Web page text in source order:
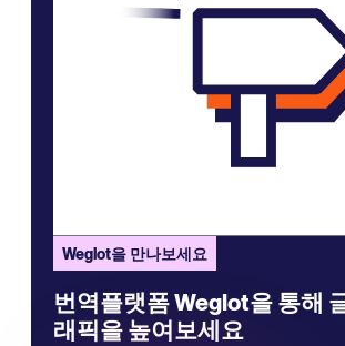
Weglot을 만나보세요
번역플랫폼 Weglot을 통해
래픽을 높여보세요